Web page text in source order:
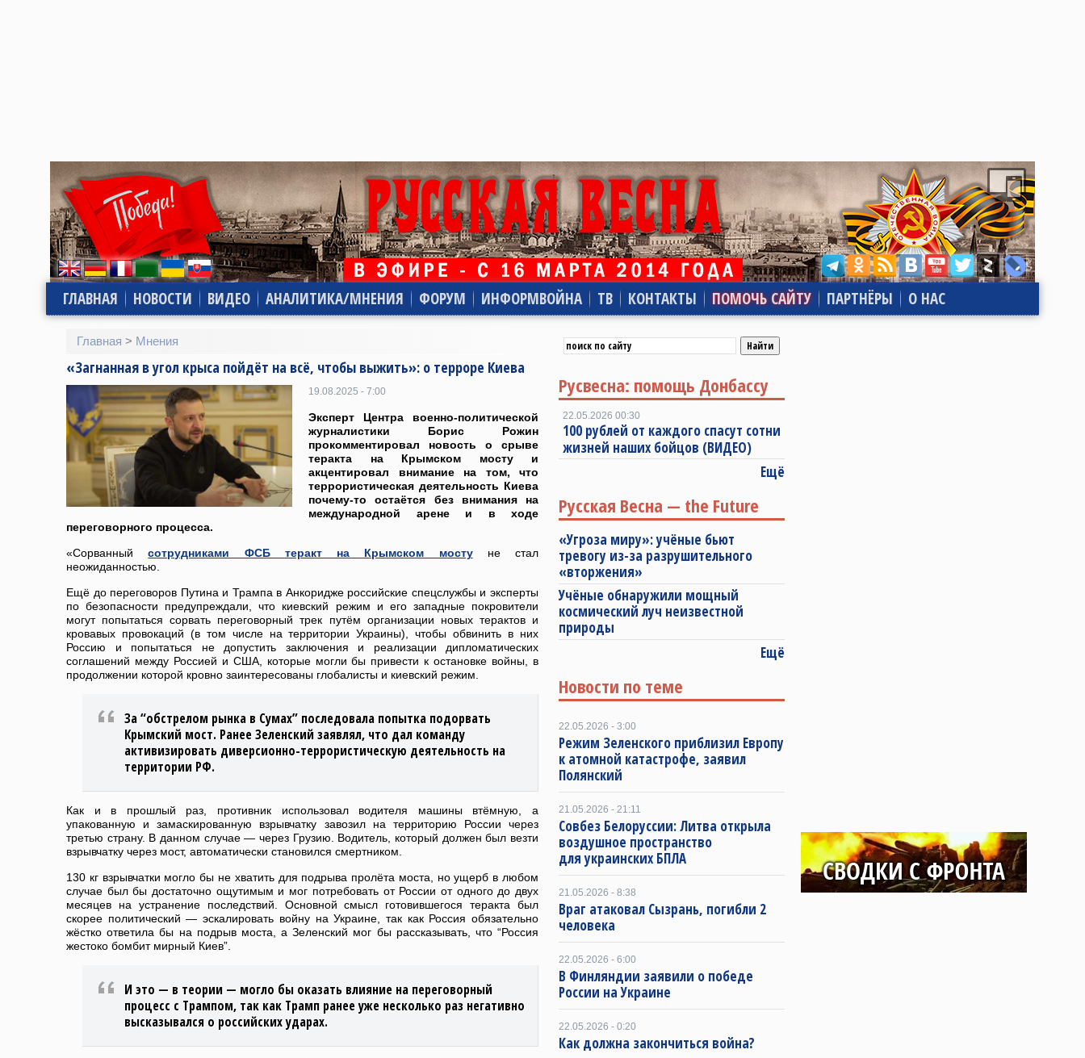
ГЛАВНАЯ НОВОСТИ ВИДЕО АНАЛИТИКА/МНЕНИЯ ФОРУМ ИНФОРМВОЙНА ТВ КОНТАКТЫ ПОМОЧЬ САЙТУ ПАРТНЁРЫ О НАС
Главная > Мнения
«Загнанная в угол крыса пойдёт на всё, чтобы выжить»: о терроре Киева
19.08.2025 - 7:00
Эксперт Центра военно-политической
журналистики Борис Рожин
прокомментировал новость о срыве
теракта на Крымском мосту и
акцентировал внимание на том, что
террористическая деятельность Киева
почему-то остаётся без внимания на
международной арене и в ходе
переговорного процесса.
«Сорванныйсотрудниками ФСБ теракт на Крымском мостуне стал
неожиданностью.
Ещё до переговоров Путина и Трампа в Анкоридже российские спецслужбы и эксперты
по безопасности предупреждали, что киевский режим и его западные покровители
могут попытаться сорвать переговорный трек путём организации новых терактов и
кровавых провокаций (в том числе на территории Украины), чтобы обвинить в них
Россию и попытаться не допустить заключения и реализации дипломатических
соглашений между Россией и США, которые могли бы привести к остановке войны, в
продолжении которой кровно заинтересованы глобалисты и киевский режим.
За “обстрелом рынка в Сумах” последовала попытка подорвать
Крымский мост. Ранее Зеленский заявлял, что дал команду
активизировать диверсионно-террористическую деятельность на
территории РФ.
Как и в прошлый раз, противник использовал водителя машины втёмную, а
упакованную и замаскированную взрывчатку завозил на территорию России через
третью страну. В данном случае — через Грузию. Водитель, который должен был везти
взрывчатку через мост, автоматически становился смертником.
130 кг взрывчатки могло бы не хватить для подрыва пролёта моста, но ущерб в любом
случае был бы достаточно ощутимым и мог потребовать от России от одного до двух
месяцев на устранение последствий. Основной смысл готовившегося теракта был
скорее политический — эскалировать войну на Украине, так как Россия обязательно
жёстко ответила бы на подрыв моста, а Зеленский мог бы рассказывать, что “Россия
жестоко бомбит мирный Киев”.
И это — в теории — могло бы оказать влияние на переговорный
процесс с Трампом, так как Трамп ранее уже несколько раз негативно
высказывался о российских ударах.
Русвесна: помощь Донбассу
22.05.2026 00:30
100 рублей от каждого спасут сотни
жизней наших бойцов (ВИДЕО)
Ещё
Русская Весна — the Future
«Угроза миру»: учёные бьют
тревогу из-за разрушительного
«вторжения»
Учёные обнаружили мощный
космический луч неизвестной
природы
Ещё
Новости по теме
22.05.2026 - 3:00
Режим Зеленского приблизил Европу
к атомной катастрофе, заявил
Полянский
21.05.2026 - 21:11
Совбез Белоруссии: Литва открыла
воздушное пространство
для украинских БПЛА
21.05.2026 - 8:38
Враг атаковал Сызрань, погибли 2
человека
22.05.2026 - 6:00
В Финляндии заявили о победе
России на Украине
22.05.2026 - 0:20
Как должна закончиться война?